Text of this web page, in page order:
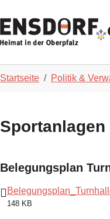
Startseite Politik &
Belegungsplan
148 KB